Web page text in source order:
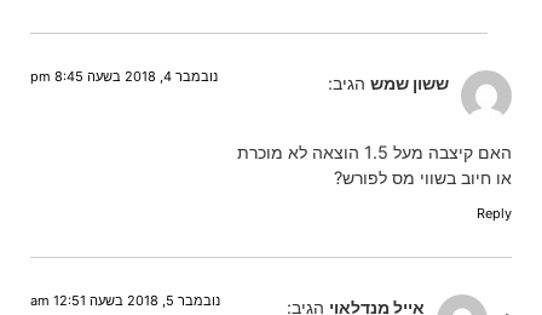
ששון שמש הגיב: נובמבר 4, 2018 בשעה 8:45 pm
האם קיצבה מעל 1.5 הוצאה לא מוכרת
או חיוב בשווי מס לפורש?
Reply
אייל מנדלאוי הגיב: נובמבר 5, 2018 בשעה 12:51 am